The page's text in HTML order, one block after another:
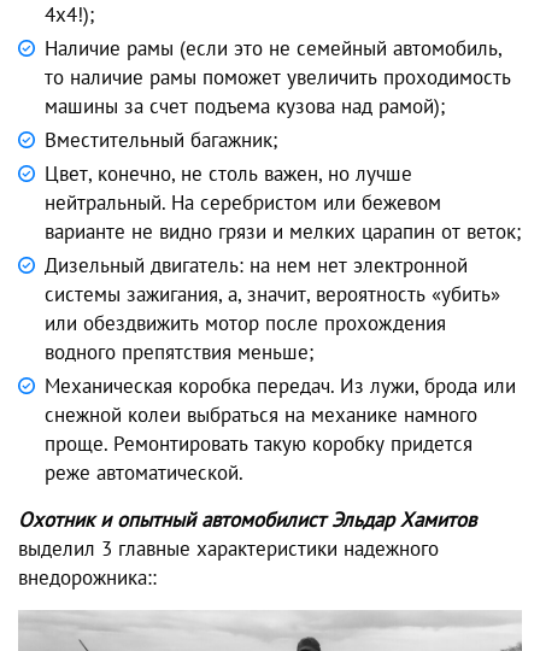
4х4!);
Наличие рамы (если это не семейный автомобиль,
то наличие рамы поможет увеличить проходимость
машины за счет подъема кузова над рамой);
Вместительный багажник;
Цвет, конечно, не столь важен, но лучше
нейтральный. На серебристом или бежевом
варианте не видно грязи и мелких царапин от веток;
Дизельный двигатель: на нем нет электронной
системы зажигания, а, значит, вероятность «убить»
или обездвижить мотор после прохождения
водного препятствия меньше;
Механическая коробка передач. Из лужи, брода или
снежной колеи выбраться на механике намного
проще. Ремонтировать такую коробку придется
реже автоматической.
Охотник и опытный автомобилист Эльдар Хамитов
выделил 3 главные характеристики надежного
внедорожника::